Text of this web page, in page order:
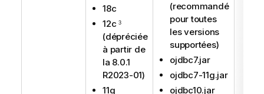
18c
12c 3
(dépréciée
à partir de
la 8.0.1
R2023-01)
11g
(recommandé
pour toutes
les versions
supportées)
ojdbc7.jar
ojdbc7-11g.jar
ojdbc10.jar